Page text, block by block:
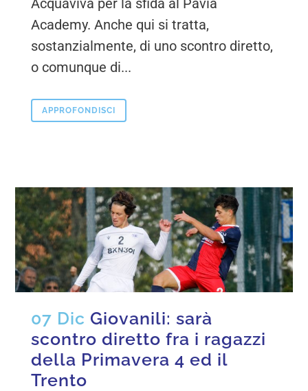
Academy. Anche qui si tratta,
sostanzialmente, di uno scontro diretto,
o comunque di...
APPROFONDISCI
07 Dic Giovanili: sarà
scontro diretto fra i ragazzi
della Primavera 4 ed il
Trento